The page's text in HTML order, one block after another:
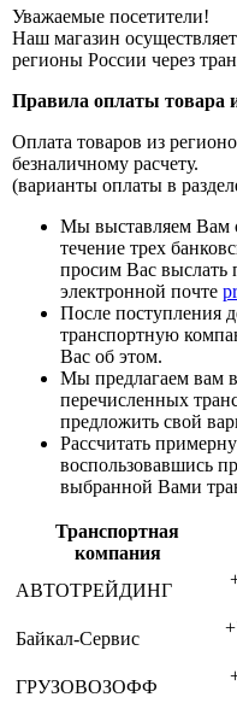
Уважаемые посетители!
Наш магазин
регионы России через
Правила оплаты товара
Оплата товаров из
безналичному расчету.
(варианты оплаты в
Мы выставляем Вам
течение трех
просим Вас выслать
электронной почте
После поступления
транспортную
Вас об этом.
Мы предлагаем вам
перечисленных
предложить свой
Рассчитать
воспользовавшись
выбранной Вами
Транспортная
компания
АВТОТРЕЙДИНГ
Байкал-Сервис
ГРУЗОВОЗОФФ